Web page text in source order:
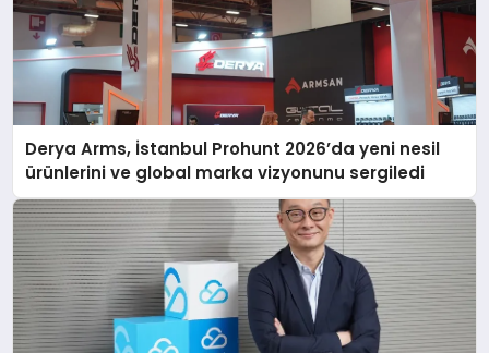
Derya Arms, İstanbul Prohunt 2026’da yeni nesil
ürünlerini ve global marka vizyonunu sergiledi